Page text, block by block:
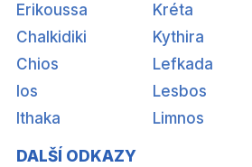
Erikoussa
Chalkidiki
Chios
Ios
Ithaka
Kréta
Kythira
Lefkada
Lesbos
Limnos
DALŠÍ ODKAZY